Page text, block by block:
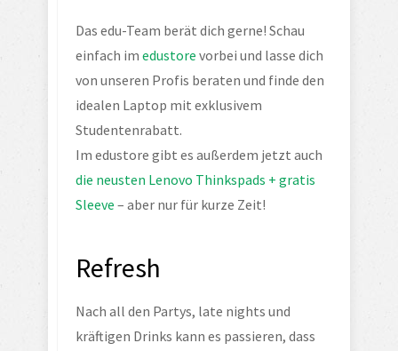
Das edu-Team berät dich gerne! Schau
einfach im edustore vorbei und lasse dich
von unseren Profis beraten und finde den
idealen Laptop mit exklusivem
Studentenrabatt.
die neusten Lenovo Thinkspads + gratis
Sleeve – aber nur für kurze Zeit!
Refresh
Nach all den Partys, late nights und
kräftigen Drinks kann es passieren, dass